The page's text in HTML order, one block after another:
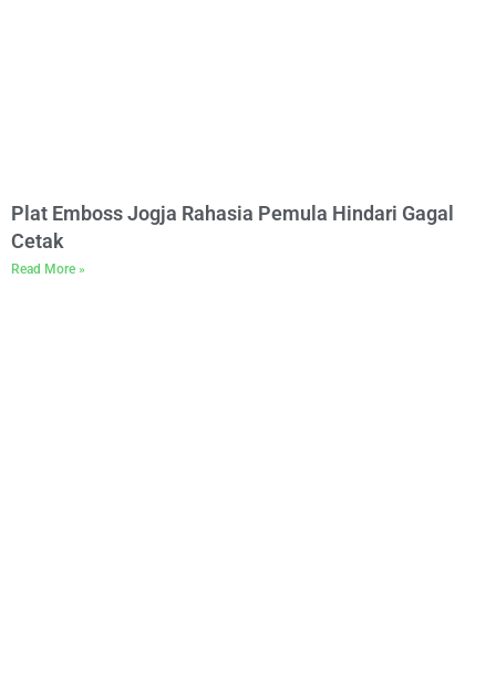
Plat Emboss Jogja Rahasia Pemula Hindari Gagal
Cetak
Read More »